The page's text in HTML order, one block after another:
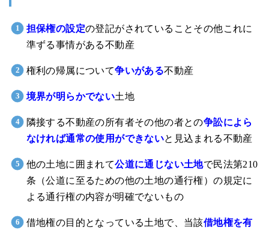
担保権の設定の登記がされていることその他これに
準ずる事情がある不動産
権利の帰属について争いがある不動産
境界が明らかでない土地
隣接する不動産の所有者その他の者との争訟によら
なければ通常の使用ができないと見込まれる不動産
他の土地に囲まれて公道に通じない土地で民法第210
条（公道に至るための他の土地の通行権）の規定に
よる通行権の内容が明確でないもの
借地権の目的となっている土地で、当該借地権を有